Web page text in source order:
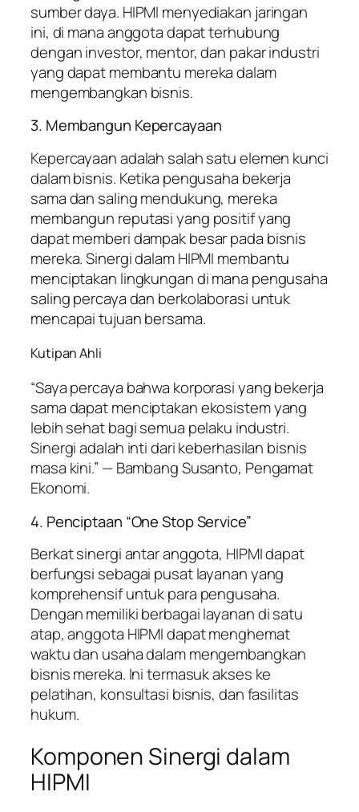
sumber daya. HIPMI menyediakan jaringan
ini, di mana anggota dapat terhubung
dengan investor, mentor, dan pakar industri
yang dapat membantu mereka dalam
mengembangkan bisnis.
3. Membangun Kepercayaan
Kepercayaan adalah salah satu elemen kunci
dalam bisnis. Ketika pengusaha bekerja
sama dan saling mendukung, mereka
membangun reputasi yang positif yang
dapat memberi dampak besar pada bisnis
mereka. Sinergi dalam HIPMI membantu
menciptakan lingkungan di mana pengusaha
saling percaya dan berkolaborasi untuk
mencapai tujuan bersama.
Kutipan Ahli
“Saya percaya bahwa korporasi yang bekerja
sama dapat menciptakan ekosistem yang
lebih sehat bagi semua pelaku industri.
Sinergi adalah inti dari keberhasilan bisnis
masa kini.” — Bambang Susanto, Pengamat
Ekonomi.
4. Penciptaan “One Stop Service”
Berkat sinergi antar anggota, HIPMI dapat
berfungsi sebagai pusat layanan yang
komprehensif untuk para pengusaha.
Dengan memiliki berbagai layanan di satu
atap, anggota HIPMI dapat menghemat
waktu dan usaha dalam mengembangkan
bisnis mereka. Ini termasuk akses ke
pelatihan, konsultasi bisnis, dan fasilitas
hukum.
Komponen Sinergi dalam
HIPMI